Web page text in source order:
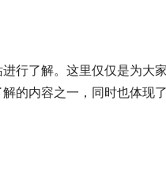
行了解。这里仅仅是为大
的内容之一，同时也体现